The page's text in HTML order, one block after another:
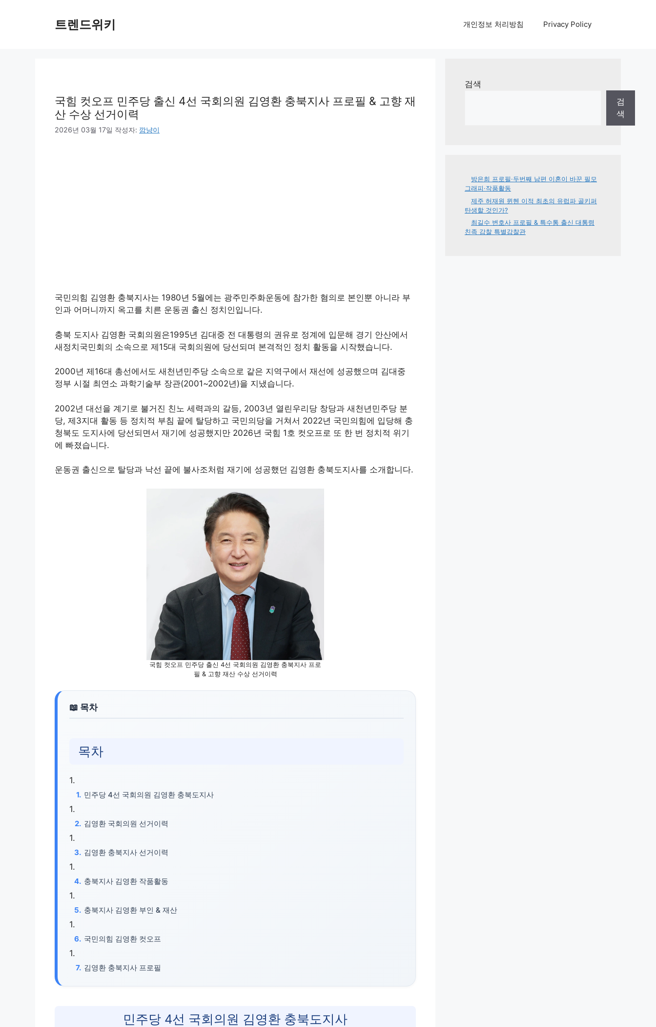
트렌드위키 개인정보 처리방침 Privacy Policy
국힘 컷오프 민주당 출신 4선 국회의원 김영환 충북지사 프로필 & 고향 재
산 수상 선거이력
2026년 03월 17일 작성자: 깜냥이
국민의힘 김영환 충북지사는 1980년 5월에는 광주민주화운동에 참가한 혐의로 본인뿐 아니라 부
인과 어머니까지 옥고를 치른 운동권 출신 정치인입니다.
충북 도지사 김영환 국회의원은1995년 김대중 전 대통령의 권유로 정계에 입문해 경기 안산에서
새정치국민회의 소속으로 제15대 국회의원에 당선되며 본격적인 정치 활동을 시작했습니다.
2000년 제16대 총선에서도 새천년민주당 소속으로 같은 지역구에서 재선에 성공했으며 김대중
정부 시절 최연소 과학기술부 장관(2001~2002년)을 지냈습니다.
2002년 대선을 계기로 불거진 친노 세력과의 갈등, 2003년 열린우리당 창당과 새천년민주당 분
당, 제3지대 활동 등 정치적 부침 끝에 탈당하고 국민의당을 거쳐서 2022년 국민의힘에 입당해 충
청북도 도지사에 당선되면서 재기에 성공했지만 2026년 국힘 1호 컷오프로 또 한 번 정치적 위기
에 빠졌습니다.
운동권 출신으로 탈당과 낙선 끝에 불사조처럼 재기에 성공했던 김영환 충북도지사를 소개합니다.
국힘 컷오프 민주당 출신 4선 국회의원 김영환 충북지사 프로
필 & 고향 재산 수상 선거이력
목차
민주당 4선 국회의원 김영환 충북도지사
김영환 국회의원 선거이력
김영환 충북지사 선거이력
충북지사 김영환 작품활동
충북지사 김영환 부인 & 재산
국민의힘 김영환 컷오프
김영환 충북지사 프로필
민주당 4선 국회의원 김영환 충북도지사
검색
검
색
방은희 프로필·두번째 남편 이혼이 바꾼 필모
그래피·작품활동
제주 허재원 뮌헨 이적 최초의 유럽파 골키퍼
탄생할 것인가?
최길수 변호사 프로필 & 특수통 출신 대통령
친족 감찰 특별감찰관